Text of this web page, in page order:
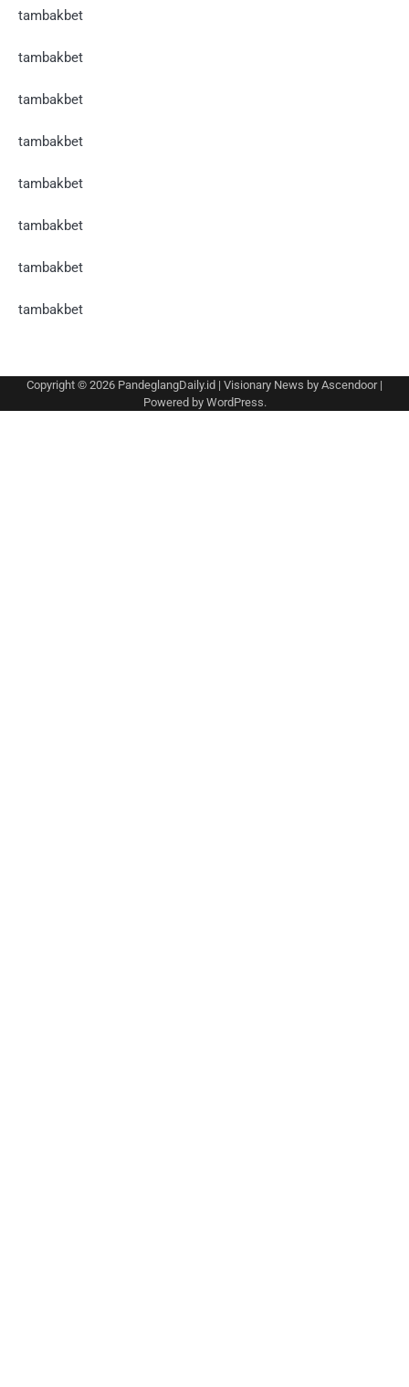
tambakbet
tambakbet
tambakbet
tambakbet
tambakbet
tambakbet
tambakbet
tambakbet
Copyright © 2026 PandeglangDaily.id | Visionary News by Ascendoor|
Powered by WordPress.